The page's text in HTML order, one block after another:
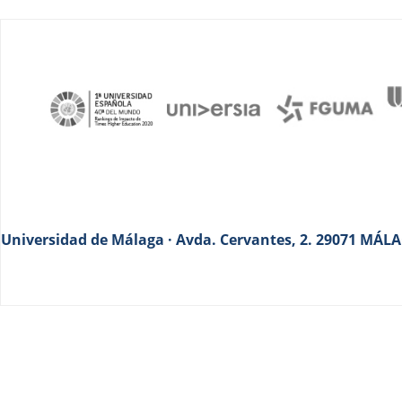
Universidad de Málaga · Avda. Cervantes, 2. 29071